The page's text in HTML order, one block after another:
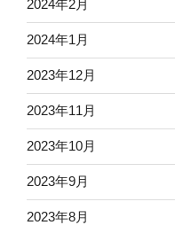
2024年2月
2024年1月
2023年12月
2023年11月
2023年10月
2023年9月
2023年8月